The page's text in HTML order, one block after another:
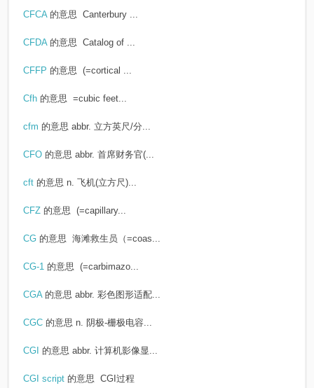
CFCA 的意思 Canterbury ...
CFDA 的意思 Catalog of ...
CFFP 的意思 (=cortical ...
Cfh 的意思 =cubic feet...
cfm 的意思 abbr. 立方英尺/分...
CFO 的意思 abbr. 首席财务官(...
cft 的意思 n. 飞机(立方尺)...
CFZ 的意思 (=capillary...
CG 的意思 海滩救生员（=coas...
CG-1 的意思 (=carbimazo...
CGA 的意思 abbr. 彩色图形适配...
CGC 的意思 n. 阴极-栅极电容...
CGI 的意思 abbr. 计算机影像显...
CGI script 的意思 CGI过程